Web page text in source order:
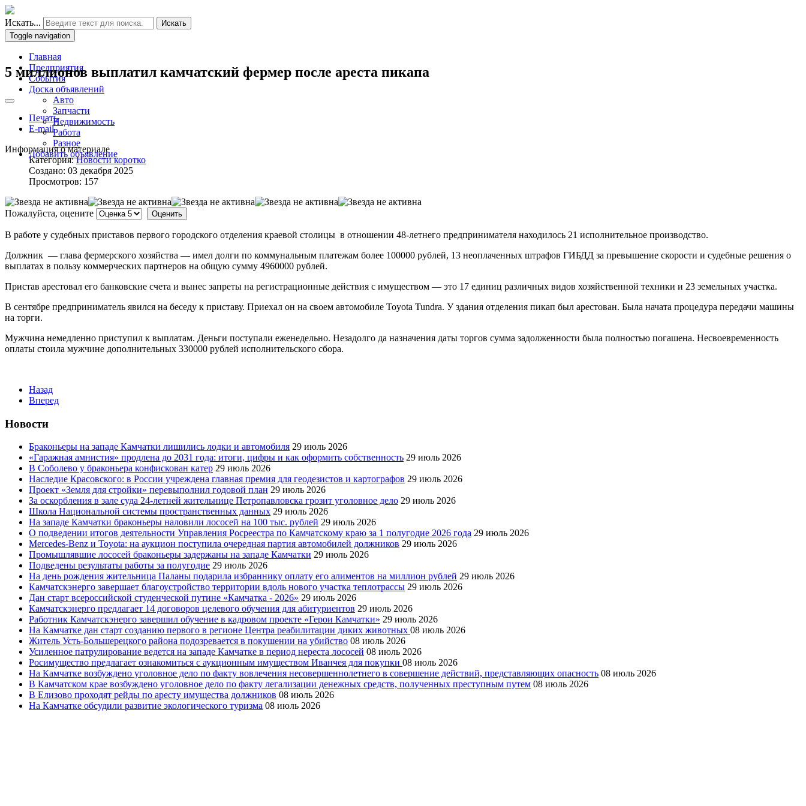
Искать...
Искать
Toggle navigation
Главная
Предприятия
События
Доска объявлений
Авто
Запчасти
Недвижимость
Работа
Разное
Добавить объявление
5 миллионов выплатил камчатский фермер после ареста пикапа
Печать
E-mail
Информация о материале
Категория:Новости коротко
Создано: 03 декабря 2025
Просмотров: 157
Пожалуйста, оцените
В работе у судебных приставов первого городского отделения краевой столицы в отношении 48-летнего предпринимателя находилось 21 исполнительное производство.
Должник — глава фермерского хозяйства — имел долги по коммунальным платежам более 100000 рублей, 13 неоплаченных штрафов ГИБДД за превышение скорости и судебные решения о
выплатах в пользу коммерческих партнеров на общую сумму 4960000 рублей.
Пристав арестовал его банковские счета и вынес запреты на регистрационные действия с имуществом — это 17 единиц различных видов хозяйственной техники и 23 земельных участка.
В сентябре предприниматель явился на беседу к приставу. Приехал он на своем автомобиле Toyota Tundra. У здания отделения пикап был арестован. Была начата процедура передачи машины
на торги.
Мужчина немедленно приступил к выплатам. Деньги поступали еженедельно. Незадолго да назначения даты торгов сумма задолженности была полностью погашена. Несвоевременность
оплаты стоила мужчине дополнительных 330000 рублей исполнительского сбора.
Назад
Вперед
Новости
Браконьеры на западе Камчатки лишились лодки и автомобиля 29 июль 2026
«Гаражная амнистия» продлена до 2031 года: итоги, цифры и как оформить собственность 29 июль 2026
В Соболево у браконьера конфискован катер 29 июль 2026
Наследие Красовского: в России учреждена главная премия для геодезистов и картографов 29 июль 2026
Проект «Земля для стройки» перевыполнил годовой план 29 июль 2026
За оскорбления в зале суда 24-летней жительнице Петропавловска грозит уголовное дело 29 июль 2026
Школа Национальной системы пространственных данных 29 июль 2026
На западе Камчатки браконьеры наловили лососей на 100 тыс. рублей 29 июль 2026
О подведении итогов деятельности Управления Росреестра по Камчатскому краю за 1 полугодие 2026 года 29 июль 2026
Mercedes-Benz и Toyota: на аукцион поступила очередная партия автомобилей должников 29 июль 2026
Промышлявшие лососей браконьеры задержаны на западе Камчатки 29 июль 2026
Подведены результаты работы за полугодие 29 июль 2026
На день рождения жительница Паланы подарила избраннику оплату его алиментов на миллион рублей 29 июль 2026
Камчатскэнерго завершает благоустройство территории вдоль нового участка теплотрассы 29 июль 2026
Дан старт всероссийской студенческой путине «Камчатка - 2026» 29 июль 2026
Камчатскэнерго предлагает 14 договоров целевого обучения для абитуриентов 29 июль 2026
Работник Камчатскэнерго завершил обучение в кадровом проекте «Герои Камчатки» 29 июль 2026
На Камчатке дан старт созданию первого в регионе Центра реабилитации диких животных 08 июль 2026
Житель Усть-Большерецкого района подозревается в покушении на убийство 08 июль 2026
Усиленное патрулирование ведется на западе Камчатке в период нереста лососей 08 июль 2026
Росимущество предлагает ознакомиться с аукционным имуществом Иванчея для покупки 08 июль 2026
На Камчатке возбуждено уголовное дело по факту вовлечения несовершеннолетнего в совершение действий, представляющих опасность 08 июль 2026
В Камчатском крае возбуждено уголовное дело по факту легализации денежных средств, полученных преступным путем 08 июль 2026
В Елизово проходят рейды по аресту имущества должников 08 июль 2026
На Камчатке обсудили развитие экологического туризма 08 июль 2026